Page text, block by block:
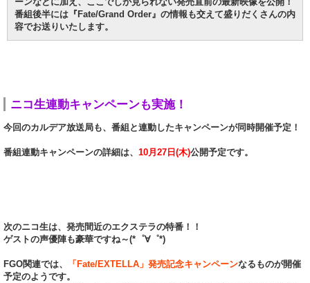
番組後半には『Fate/Grand Order』の情報も交えて盛りだくさんの内
容でお送りいたします。
ニコ生連動キャンペーンも実施！
今回のカルデア放送局も、番組と連動したキャンペーンが同時開催予定！
番組連動キャンペーンの詳細は、 10月27日(木)公開予定です。
次のニコ生は、発売間近のエクステラの特番！！
ゲストの声優陣も豪華ですね～(*゜∀゜*)
FGO関連では、 「Fate/EXTELLA」発売記念キャンペーンなるものが開催
予定のようです。